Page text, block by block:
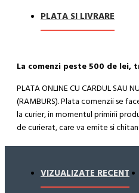
PLATA SI LIVRARE
La comenzi peste 500 de lei,
PLATA ONLINE CU CARDUL SAU
(RAMBURS). Plata comenzii se
la curier, in momentul primirii
de curierat, care va emite si
Cum se face livrarea
Livrarea comenzii la adresa
compania de curierat, care va
VIZUALIZATE RECENT